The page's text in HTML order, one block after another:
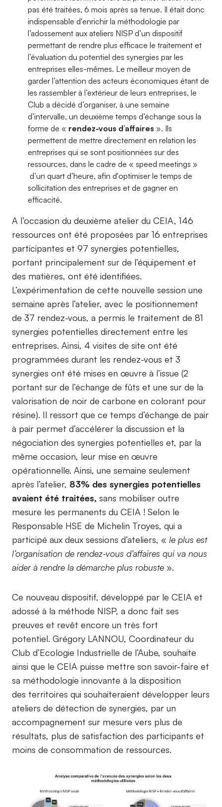
pas été traitées, 6 mois après sa tenue. Il était donc
indispensable d'enrichir la méthodologie par
l’adossement aux ateliers NISP d’un dispositif
permettant de rendre plus efficace le traitement et
l’évaluation du potentiel des synergies par les
entreprises elles-mêmes. Le meilleur moyen de
garder l’attention des acteurs économiques étant de
les rassembler à l’extérieur de leurs entreprises, le
Club a décidé d’organiser, à une semaine
d’intervalle, un deuxième temps d’échange sous la
forme de « rendez-vous d’affaires ». Ils
permettent de mettre directement en relation les
entreprises qui se sont positionnées sur des
ressources, dans le cadre de « speed meetings »
d’un quart d’heure, afin d'optimiser le temps de
sollicitation des entreprises et de gagner en
efficacité.
A l’occasion du deuxième atelier du CEIA, 146
ressources ont été proposées par 16 entreprises
participantes et 97 synergies potentielles,
portant principalement sur de l’équipement et
des matières, ont été identifiées.
L’expérimentation de cette nouvelle session une
semaine après l’atelier, avec le positionnement
de 37 rendez-vous, a permis le traitement de 81
synergies potentielles directement entre les
entreprises. Ainsi, 4 visites de site ont été
programmées durant les rendez-vous et 3
synergies ont été mises en œuvre à l’issue (2
portant sur de l’échange de fûts et une sur de la
valorisation de noir de carbone en colorant pour
résine). Il ressort que ce temps d’échange de pair
à pair permet d’accélérer la discussion et la
négociation des synergies potentielles et, par la
même occasion, leur mise en œuvre
opérationnelle. Ainsi, une semaine seulement
après l’atelier, 83% des synergies potentielles
avaient été traitées, sans mobiliser outre
mesure les permanents du CEIA ! Selon le
Responsable HSE de Michelin Troyes, qui a
participé aux deux sessions d’ateliers, « le plus est
l’organisation de rendez-vous d’affaires qui va nous
aider à rendre la démarche plus robuste ».
Ce nouveau dispositif, développé par le CEIA et
adossé à la méthode NISP, a donc fait ses
preuves et revêt encore un très fort
potentiel. Grégory LANNOU, Coordinateur du
Club d’Ecologie Industrielle de l’Aube, souhaite
ainsi que le CEIA puisse mettre son savoir-faire et
sa méthodologie innovante à la disposition
des territoires qui souhaiteraient développer leurs
ateliers de détection de synergies, par un
accompagnement sur mesure vers plus de
résultats, plus de satisfaction des participants et
moins de consommation de ressources.